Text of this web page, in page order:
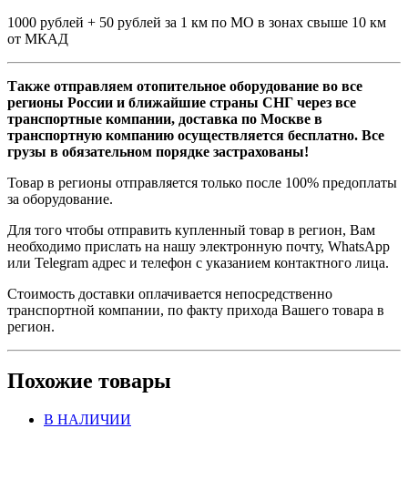
1000 рублей + 50 рублей за 1 км по МО в зонах свыше 10 км
от МКАД
Также отправляем отопительное оборудование во все
регионы России и ближайшие страны СНГ через все
транспортные компании, доставка по Москве в
транспортную компанию осуществляется бесплатно. Все
грузы в обязательном порядке застрахованы!
Товар в регионы отправляется только после 100% предоплаты
за оборудование.
Для того чтобы отправить купленный товар в регион, Вам
необходимо прислать на нашу электронную почту, WhatsApp
или Telegram адрес и телефон с указанием контактного лица.
Стоимость доставки оплачивается непосредственно
транспортной компании, по факту прихода Вашего товара в
регион.
Похожие товары
В НАЛИЧИИ